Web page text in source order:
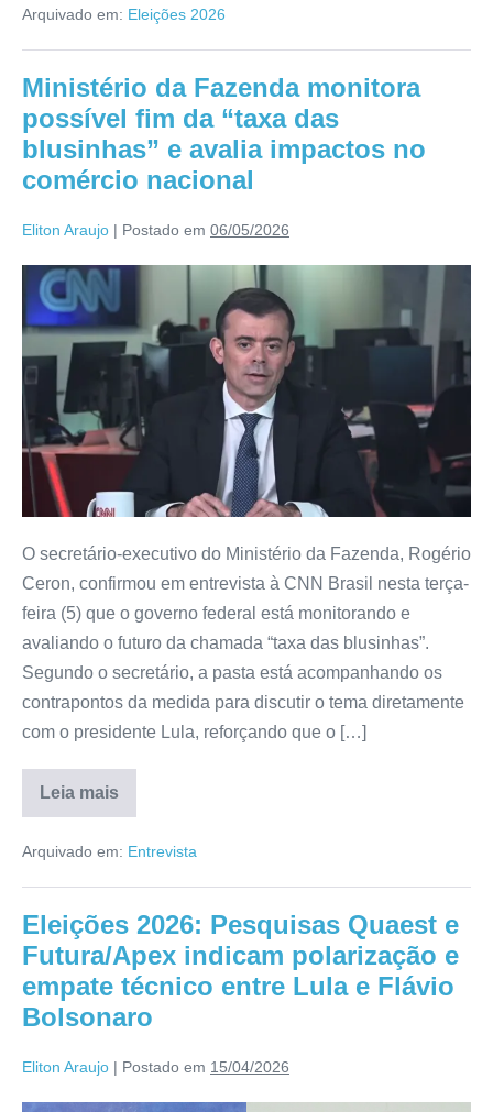
Arquivado em: Eleições 2026
Ministério da Fazenda monitora
possível fim da “taxa das
blusinhas” e avalia impactos no
comércio nacional
Eliton Araujo | Postado em 06/05/2026
O secretário-executivo do Ministério da Fazenda, Rogério
Ceron, confirmou em entrevista à CNN Brasil nesta terça-
feira (5) que o governo federal está monitorando e
avaliando o futuro da chamada “taxa das blusinhas”.
Segundo o secretário, a pasta está acompanhando os
contrapontos da medida para discutir o tema diretamente
com o presidente Lula, reforçando que o […]
Leia mais
Arquivado em: Entrevista
Eleições 2026: Pesquisas Quaest e
Futura/Apex indicam polarização e
empate técnico entre Lula e Flávio
Bolsonaro
Eliton Araujo | Postado em 15/04/2026